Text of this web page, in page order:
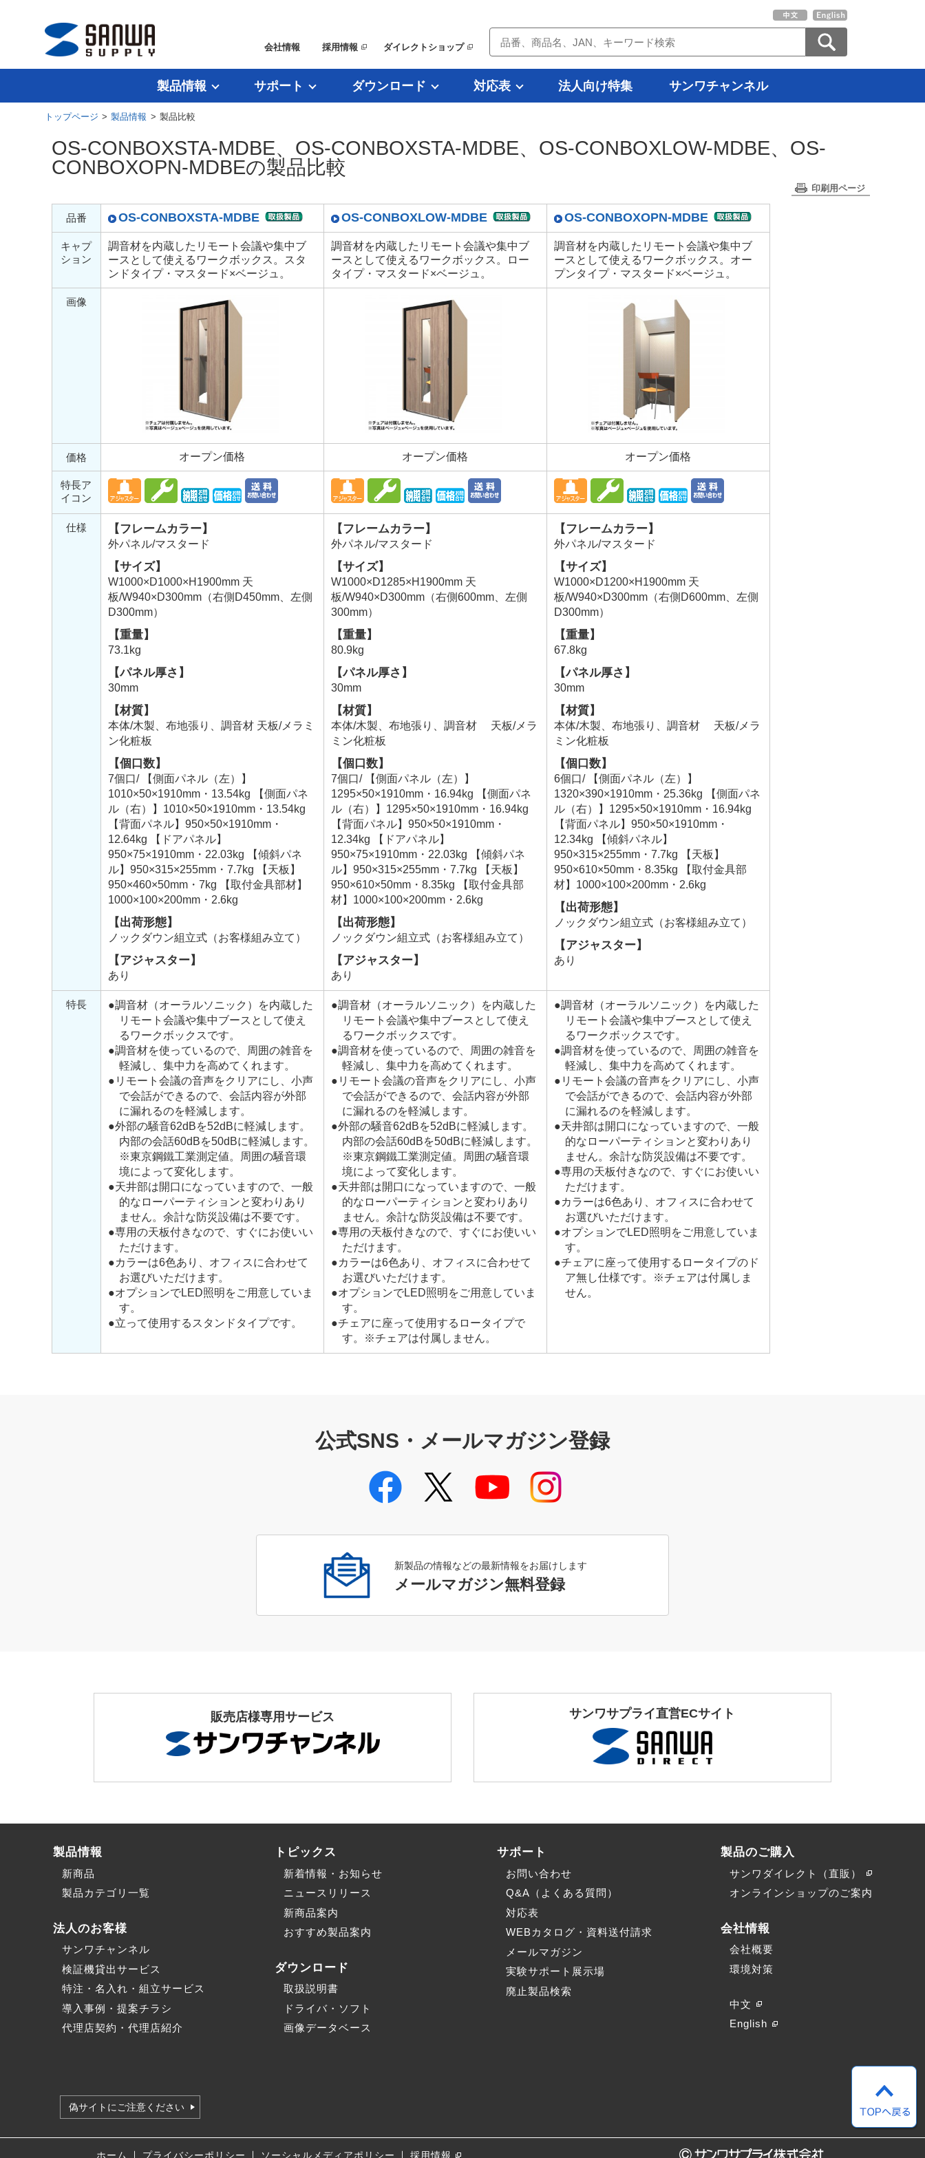
会社情報 採用情報 ダイレクトショップ
製品情報 サポート ダウンロード 対応表 法人向け特集 サンワチャンネル
トップページ >製品情報 > 製品比較
OS-CONBOXSTA-MDBE、OS-CONBOXSTA-MDBE、OS-CONBOXLOW-MDBE、OS-
CONBOXOPN-MDBEの製品比較
印刷用ページ
品番 OS-CONBOXSTA-MDBE OS-CONBOXLOW-MDBE OS-CONBOXOPN-MDBE
キャプ
ション
調音材を内蔵したリモート会議や集中ブ
ースとして使えるワークボックス。スタ
ンドタイプ・マスタード×ベージュ。
調音材を内蔵したリモート会議や集中ブ
ースとして使えるワークボックス。ロー
タイプ・マスタード×ベージュ。
調音材を内蔵したリモート会議や集中ブ
ースとして使えるワークボックス。オー
プンタイプ・マスタード×ベージュ。
画像
価格 オープン価格 オープン価格 オープン価格
特長ア
イコン
仕様 【フレームカラー】
外パネル/マスタード
【サイズ】
W1000×D1000×H1900mm 天
板/W940×D300mm（右側D450mm、左側
D300mm）
【重量】
73.1kg
【パネル厚さ】
30mm
【材質】
本体/木製、布地張り、調音材 天板/メラミ
ン化粧板
【個口数】
7個口/ 【側面パネル（左）】
1010×50×1910mm・13.54kg 【側面パネ
ル（右）】1010×50×1910mm・13.54kg
【背面パネル】950×50×1910mm・
12.64kg 【ドアパネル】
950×75×1910mm・22.03kg 【傾斜パネ
ル】950×315×255mm・7.7kg 【天板】
950×460×50mm・7kg 【取付金具部材】
1000×100×200mm・2.6kg
【出荷形態】
ノックダウン組立式（お客様組み立て）
【アジャスター】
あり
【フレームカラー】
外パネル/マスタード
【サイズ】
W1000×D1285×H1900mm 天
板/W940×D300mm（右側600mm、左側
300mm）
【重量】
80.9kg
【パネル厚さ】
30mm
【材質】
本体/木製、布地張り、調音材 天板/メラ
ミン化粧板
【個口数】
7個口/ 【側面パネル（左）】
1295×50×1910mm・16.94kg 【側面パネ
ル（右）】1295×50×1910mm・16.94kg
【背面パネル】950×50×1910mm・
12.34kg 【ドアパネル】
950×75×1910mm・22.03kg 【傾斜パネ
ル】950×315×255mm・7.7kg 【天板】
950×610×50mm・8.35kg 【取付金具部
材】1000×100×200mm・2.6kg
【出荷形態】
ノックダウン組立式（お客様組み立て）
【アジャスター】
あり
【フレームカラー】
外パネル/マスタード
【サイズ】
W1000×D1200×H1900mm 天
板/W940×D300mm（右側D600mm、左側
D300mm）
【重量】
67.8kg
【パネル厚さ】
30mm
【材質】
本体/木製、布地張り、調音材 天板/メラ
ミン化粧板
【個口数】
6個口/ 【側面パネル（左）】
1320×390×1910mm・25.36kg 【側面パネ
ル（右）】1295×50×1910mm・16.94kg
【背面パネル】950×50×1910mm・
12.34kg 【傾斜パネル】
950×315×255mm・7.7kg 【天板】
950×610×50mm・8.35kg 【取付金具部
材】1000×100×200mm・2.6kg
【出荷形態】
ノックダウン組立式（お客様組み立て）
【アジャスター】
あり
特長
●調音材（オーラルソニック）を内蔵した
リモート会議や集中ブースとして使え
るワークボックスです。
●調音材を使っているので、周囲の雑音を
軽減し、集中力を高めてくれます。
●リモート会議の音声をクリアにし、小声
で会話ができるので、会話内容が外部
に漏れるのを軽減します。
●外部の騒音62dBを52dBに軽減します。
内部の会話60dBを50dBに軽減します。
※東京鋼鐵工業測定値。周囲の騒音環
境によって変化します。
●天井部は開口になっていますので、一般
的なローパーティションと変わりあり
ません。余計な防災設備は不要です。
●専用の天板付きなので、すぐにお使いい
ただけます。
●カラーは6色あり、オフィスに合わせて
お選びいただけます。
●オプションでLED照明をご用意していま
す。
●立って使用するスタンドタイプです。
●調音材（オーラルソニック）を内蔵した
リモート会議や集中ブースとして使え
るワークボックスです。
●調音材を使っているので、周囲の雑音を
軽減し、集中力を高めてくれます。
●リモート会議の音声をクリアにし、小声
で会話ができるので、会話内容が外部
に漏れるのを軽減します。
●外部の騒音62dBを52dBに軽減します。
内部の会話60dBを50dBに軽減します。
※東京鋼鐵工業測定値。周囲の騒音環
境によって変化します。
●天井部は開口になっていますので、一般
的なローパーティションと変わりあり
ません。余計な防災設備は不要です。
●専用の天板付きなので、すぐにお使いい
ただけます。
●カラーは6色あり、オフィスに合わせて
お選びいただけます。
●オプションでLED照明をご用意していま
す。
●チェアに座って使用するロータイプで
す。※チェアは付属しません。
●調音材（オーラルソニック）を内蔵した
リモート会議や集中ブースとして使え
るワークボックスです。
●調音材を使っているので、周囲の雑音を
軽減し、集中力を高めてくれます。
●リモート会議の音声をクリアにし、小声
で会話ができるので、会話内容が外部
に漏れるのを軽減します。
●天井部は開口になっていますので、一般
的なローパーティションと変わりあり
ません。余計な防災設備は不要です。
●専用の天板付きなので、すぐにお使いい
ただけます。
●カラーは6色あり、オフィスに合わせて
お選びいただけます。
●オプションでLED照明をご用意していま
す。
●チェアに座って使用するロータイプのド
ア無し仕様です。※チェアは付属しま
せん。
公式SNS・メールマガジン登録
新製品の情報などの最新情報をお届けします
メールマガジン無料登録
販売店様専用サービス サンワサプライ直営ECサイト
製品情報
新商品
製品カテゴリ一覧
法人のお客様
サンワチャンネル
検証機貸出サービス
特注・名入れ・組立サービス
導入事例・提案チラシ
代理店契約・代理店紹介
トピックス
新着情報・お知らせ
ニュースリリース
新商品案内
おすすめ製品案内
ダウンロード
取扱説明書
ドライバ・ソフト
画像データベース
サポート
お問い合わせ
Q&A（よくある質問）
対応表
WEBカタログ・資料送付請求
メールマガジン
実験サポート展示場
廃止製品検索
製品のご購入
サンワダイレクト（直販）
オンラインショップのご案内
会社情報
会社概要
環境対策
中文
English
偽サイトにご注意ください
ホーム ｜ プライバシーポリシー ｜ ソーシャルメディア ポリシー ｜ 採用情報